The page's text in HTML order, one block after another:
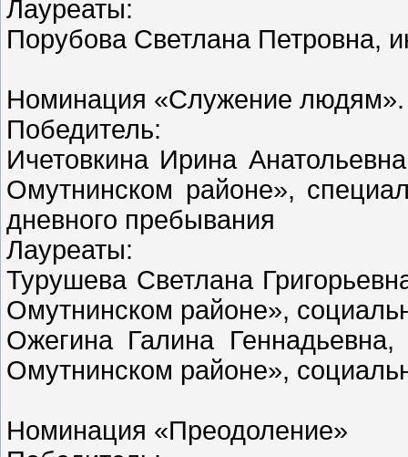
Лауреаты:
Порубова Светлана Петровна,
Номинация «Служение людям».
Победитель:
Ичетовкина Ирина
Омутнинском районе»,
дневного пребывания
Лауреаты:
Турушева Светлана
Омутнинском районе»,
Ожегина Галина
Омутнинском районе»,
Номинация «Преодоление»